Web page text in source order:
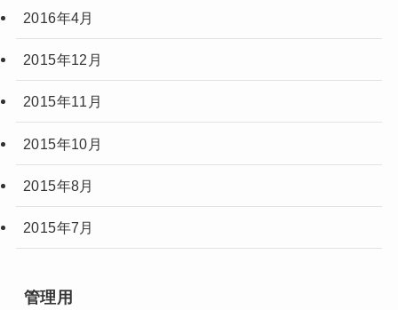
2016年4月
2015年12月
2015年11月
2015年10月
2015年8月
2015年7月
管理用